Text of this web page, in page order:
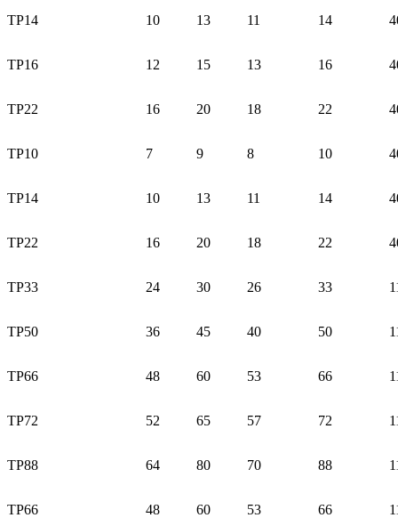
TP14 10 13 11 14
TP16 12 15 13 16
TP22 16 20 18 22
TP10 7 9 8 10
TP14 10 13 11 14
TP22 16 20 18 22
TP33 24 30 26 33
TP50 36 45 40 50
TP66 48 60 53 66
TP72 52 65 57 72
TP88 64 80 70 88
TP66 48 60 53 66